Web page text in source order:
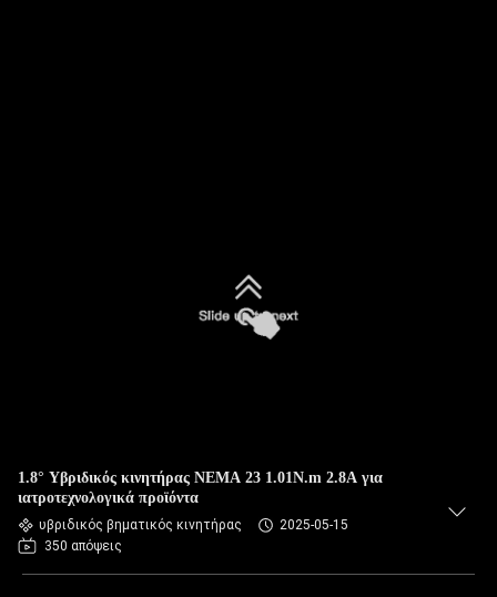
1.8° Υβριδικός κινητήρας NEMA 23 1.01N.m 2.8A για
ιατροτεχνολογικά προϊόντα
υβριδικός βηματικός κινητήρας
2025-05-15
350 απόψεις